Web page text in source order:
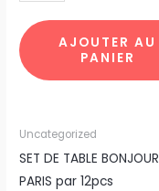
10pcs
AJOUTER AU
PANIER
Uncategorized
SET DE TABLE BONJOUR
PARIS par 12pcs
quantité
de
SET